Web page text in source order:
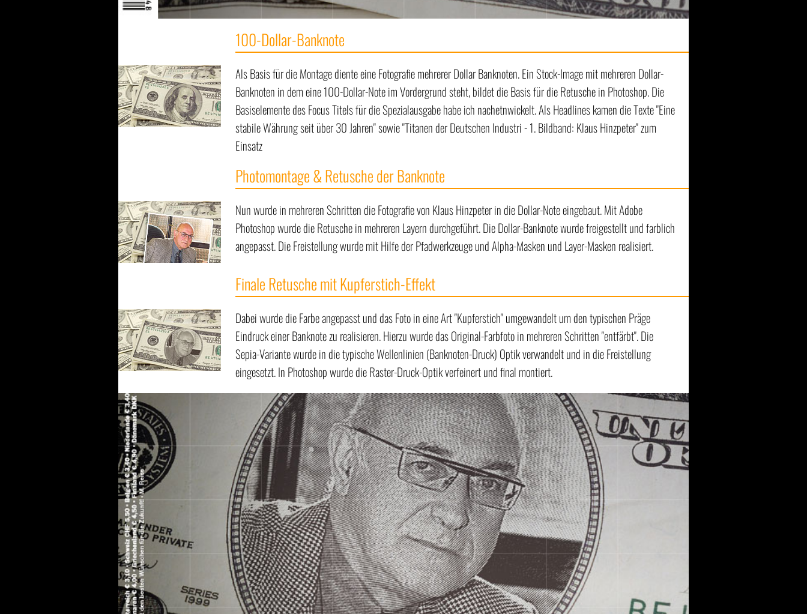
100-Dollar-Banknote
Als Basis für die Montage diente eine Fotografie mehrerer Dollar Banknoten. Ein Stock-Image mit mehreren Dollar-
Banknoten in dem eine 100-Dollar-Note im Vordergrund steht, bildet die Basis für die Retusche in Photoshop. Die
Basiselemente des Focus Titels für die Spezialausgabe habe ich nachetnwickelt. Als Headlines kamen die Texte "Eine
stabile Währung seit über 30 Jahren" sowie "Titanen der Deutschen Industri - 1. Bildband: Klaus Hinzpeter" zum
Einsatz
Photomontage & Retusche der Banknote
Nun wurde in mehreren Schritten die Fotografie von Klaus Hinzpeter in die Dollar-Note eingebaut. Mit Adobe
Photoshop wurde die Retusche in mehreren Layern durchgeführt. Die Dollar-Banknote wurde freigestellt und farblich
angepasst. Die Freistellung wurde mit Hilfe der Pfadwerkzeuge und Alpha-Masken und Layer-Masken realisiert.
Finale Retusche mit Kupferstich-Effekt
Dabei wurde die Farbe angepasst und das Foto in eine Art "Kupferstich" umgewandelt um den typischen Präge
Eindruck einer Banknote zu realisieren. Hierzu wurde das Original-Farbfoto in mehreren Schritten "entfärbt". Die
Sepia-Variante wurde in die typische Wellenlinien (Banknoten-Druck) Optik verwandelt und in die Freistellung
eingesetzt. In Photoshop wurde die Raster-Druck-Optik verfeinert und final montiert.